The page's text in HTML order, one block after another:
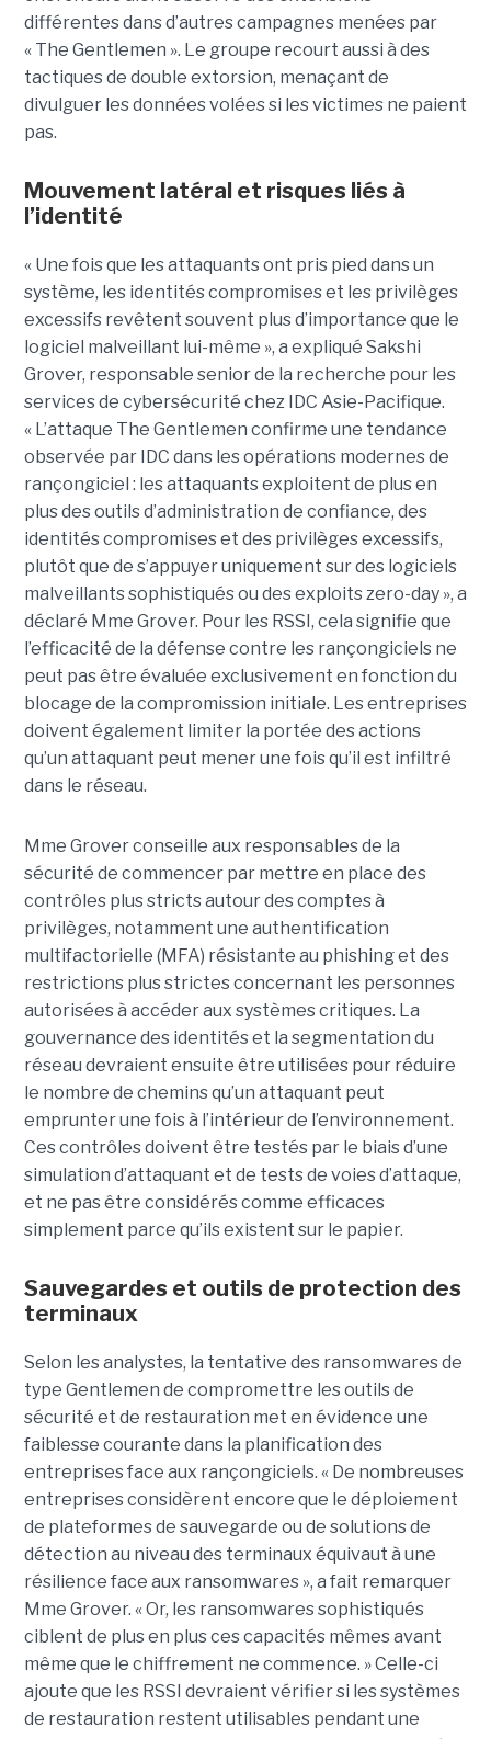
différentes dans d’autres campagnes menées par
« The Gentlemen ». Le groupe recourt aussi à des
tactiques de double extorsion, menaçant de
divulguer les données volées si les victimes ne paient
pas.
Mouvement latéral et risques liés à
l’identité
« Une fois que les attaquants ont pris pied dans un
système, les identités compromises et les privilèges
excessifs revêtent souvent plus d’importance que le
logiciel malveillant lui-même », a expliqué Sakshi
Grover, responsable senior de la recherche pour les
services de cybersécurité chez IDC Asie-Pacifique.
« L’attaque The Gentlemen confirme une tendance
observée par IDC dans les opérations modernes de
rançongiciel : les attaquants exploitent de plus en
plus des outils d’administration de confiance, des
identités compromises et des privilèges excessifs,
plutôt que de s’appuyer uniquement sur des logiciels
malveillants sophistiqués ou des exploits zero-day », a
déclaré Mme Grover. Pour les RSSI, cela signifie que
l’efficacité de la défense contre les rançongiciels ne
peut pas être évaluée exclusivement en fonction du
blocage de la compromission initiale. Les entreprises
doivent également limiter la portée des actions
qu’un attaquant peut mener une fois qu’il est infiltré
dans le réseau.
Mme Grover conseille aux responsables de la
sécurité de commencer par mettre en place des
contrôles plus stricts autour des comptes à
privilèges, notamment une authentification
multifactorielle (MFA) résistante au phishing et des
restrictions plus strictes concernant les personnes
autorisées à accéder aux systèmes critiques. La
gouvernance des identités et la segmentation du
réseau devraient ensuite être utilisées pour réduire
le nombre de chemins qu’un attaquant peut
emprunter une fois à l’intérieur de l’environnement.
Ces contrôles doivent être testés par le biais d’une
simulation d’attaquant et de tests de voies d’attaque,
et ne pas être considérés comme efficaces
simplement parce qu’ils existent sur le papier.
Sauvegardes et outils de protection des
terminaux
Selon les analystes, la tentative des ransomwares de
type Gentlemen de compromettre les outils de
sécurité et de restauration met en évidence une
faiblesse courante dans la planification des
entreprises face aux rançongiciels. « De nombreuses
entreprises considèrent encore que le déploiement
de plateformes de sauvegarde ou de solutions de
détection au niveau des terminaux équivaut à une
résilience face aux ransomwares », a fait remarquer
Mme Grover. « Or, les ransomwares sophistiqués
ciblent de plus en plus ces capacités mêmes avant
même que le chiffrement ne commence. » Celle-ci
ajoute que les RSSI devraient vérifier si les systèmes
de restauration restent utilisables pendant une